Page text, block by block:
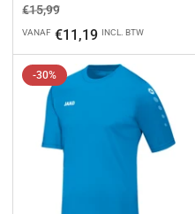
Normale
prijs
€15,99Aanbiedingsprijs
VANAF €11,19 INCL. BTW
-30%